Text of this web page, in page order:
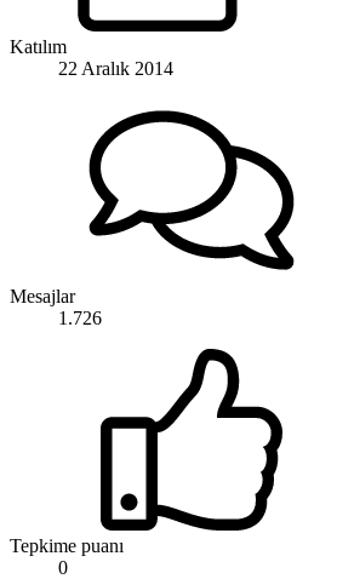
Katılım
22 Aralık 2014
Mesajlar
1.726
Tepkime puanı
0